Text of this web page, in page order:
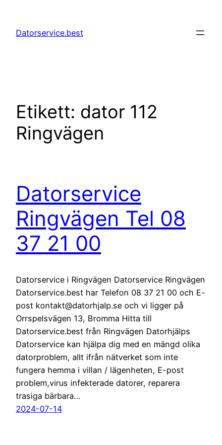
innehåll
Datorservice.best
Etikett: dator 112
Ringvägen
Datorservice
Ringvägen Tel 08
37 21 00
Datorservice i Ringvägen Datorservice Ringvägen
Datorservice.best har Telefon 08 37 21 00 och E-
post kontakt@datorhjalp.se och vi ligger på
Orrspelsvägen 13, Bromma Hitta till
Datorservice.best från Ringvägen Datorhjälps
Datorservice kan hjälpa dig med en mängd olika
datorproblem, allt ifrån nätverket som inte
fungera hemma i villan / lägenheten, E-post
problem,virus infekterade datorer, reparera
trasiga bärbara…
2024-07-14